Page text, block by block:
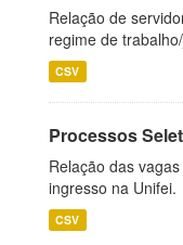
Relação de
regime de
CSV
Processos
Relação das
ingresso na Unifei.
CSV